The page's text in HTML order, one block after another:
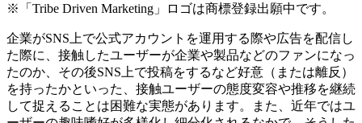
※「Tribe Driven Marketing」ロゴは商標登録出願中です。
企業がSNS上で公式アカウントを運用する際や広告を配信し
た際に、接触したユーザーが企業や製品などのファンになっ
たのか、その後SNS上で投稿をするなど好意（または離反）
を持ったかといった、接触ユーザーの態度変容や推移を継続
して捉えることは困難な実態があります。また、近年ではユ